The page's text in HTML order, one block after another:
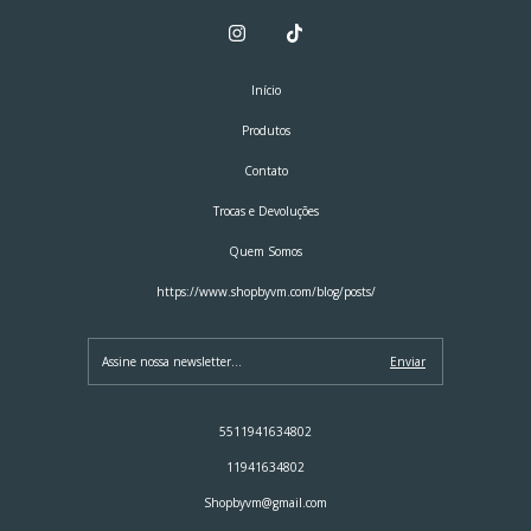
Início
Produtos
Contato
Trocas e Devoluções
Quem Somos
https://www.shopbyvm.com/blog/posts/
5511941634802
11941634802
Shopbyvm@gmail.com